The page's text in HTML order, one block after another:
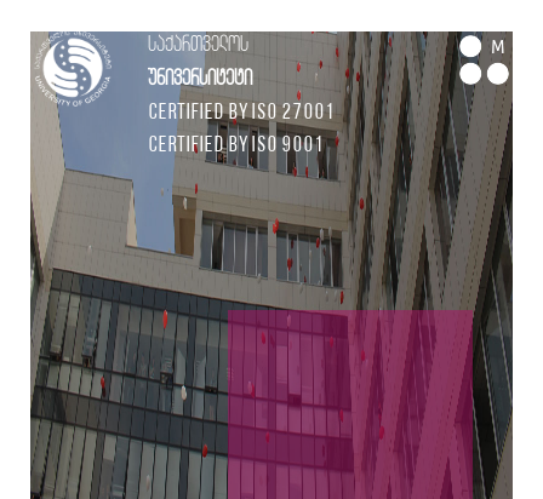
საქართველოს
უნივერსიტეტი
Certified by ISO 27001
Certified by ISO 9001
M